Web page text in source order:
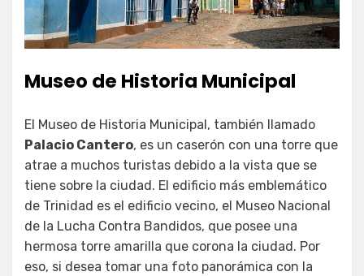
Museo de Historia Municipal
El Museo de Historia Municipal, también llamado
Palacio Cantero, es un caserón con una torre que
atrae a muchos turistas debido a la vista que se
tiene sobre la ciudad. El edificio más emblemático
de Trinidad es el edificio vecino, el Museo Nacional
de la Lucha Contra Bandidos, que posee una
hermosa torre amarilla que corona la ciudad. Por
eso, si desea tomar una foto panorámica con la